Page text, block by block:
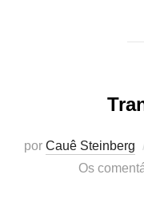
por Cauê Steinberg
Os